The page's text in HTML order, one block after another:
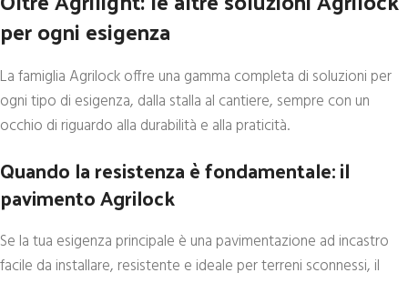
per ogni esigenza
La famiglia Agrilock offre una gamma completa di soluzioni per
ogni tipo di esigenza, dalla stalla al cantiere, sempre con un
occhio di riguardo alla durabilità e alla praticità.
Quando la resistenza è fondamentale: il
pavimento Agrilock
Se la tua esigenza principale è una pavimentazione ad incastro
facile da installare, resistente e ideale per terreni sconnessi, il